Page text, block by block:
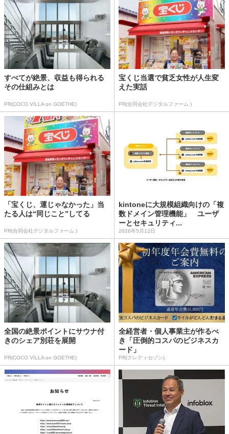
すべてが絶景、収益も得られる
その仕組みとは
PR(COCO VILLA on GOETHE)
宝くじ当選で貧乏女性が人生変
えた実話
PR(合同会社デジタルファーム )
「宝くじ、運じゃなかった」当
たる人は“同じこと”してる
PR(合同会社デジタルファーム )
kintoneに大規模組織向けの「複
数ドメイン管理機能」 ユーザ
ーとセキュリティ...
2026年5月12日
全国の絶景ポイントにサウナ付
きのシェア別荘を展開
PR(COCO VILLA on GOETHE)
全経営者・個人事業主が作るべ
き「圧倒的コスパのビジネスカ
ード」
PR(クレディセゾン)